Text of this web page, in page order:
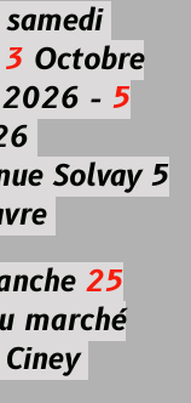
3Octobre
- 5
Solvay 5
25
marché